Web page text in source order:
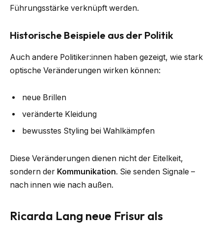
Führungsstärke verknüpft werden.
Historische Beispiele aus der Politik
Auch andere Politiker:innen haben gezeigt, wie stark
optische Veränderungen wirken können:
neue Brillen
veränderte Kleidung
bewusstes Styling bei Wahlkämpfen
Diese Veränderungen dienen nicht der Eitelkeit,
sondern der Kommunikation. Sie senden Signale –
nach innen wie nach außen.
Ricarda Lang neue Frisur als